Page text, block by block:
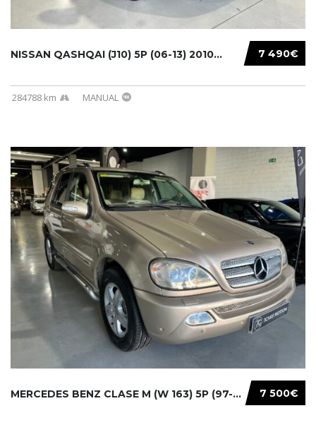
7 490€
NISSAN QASHQAI (J10) 5P (06-13) 2010...
284788 km MANUAL
7 500€
MERCEDES BENZ CLASE M (W 163) 5P (97-05) 200...